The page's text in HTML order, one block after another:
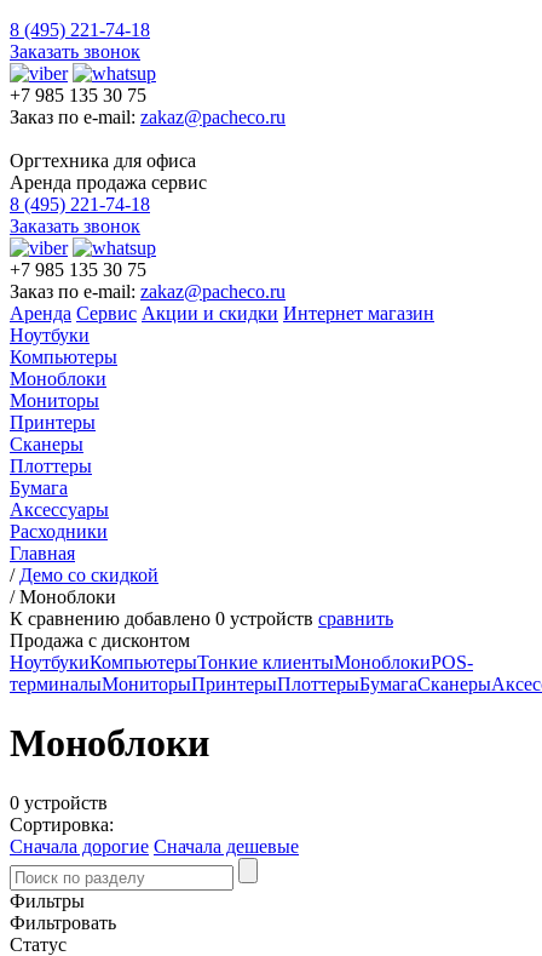
8 (495) 221-74-18
Заказать звонок
+7 985 135 30 75
Заказ по e-mail: zakaz@pacheco.ru
Оргтехника для офиса
Аренда продажа сервис
8 (495) 221-74-18
Заказать звонок
+7 985 135 30 75
Заказ по e-mail: zakaz@pacheco.ru
Аренда Сервис Акции и скидки Интернет магазин
Ноутбуки
Компьютеры
Моноблоки
Мониторы
Принтеры
Сканеры
Плоттеры
Бумага
Аксессуары
Расходники
Главная
/ Демо со скидкой
/Моноблоки
К сравнению добавлено 0 устройств сравнить
Продажа с дисконтом
НоутбукиКомпьютерыТонкие клиентыМоноблокиPOS-
терминалыМониторыПринтерыПлоттерыБумагаСканеры
Моноблоки
0 устройств
Сортировка:
Сначала дорогие Сначала дешевые
Фильтры
Фильтровать
Статус